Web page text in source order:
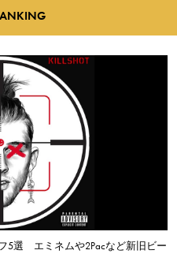
5選 エミネムや2Pacなど新旧ビー